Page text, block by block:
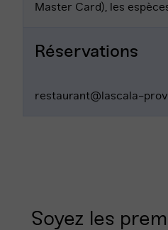
Master Card), les
Réservations
restaurant@lascala-
Soyez les